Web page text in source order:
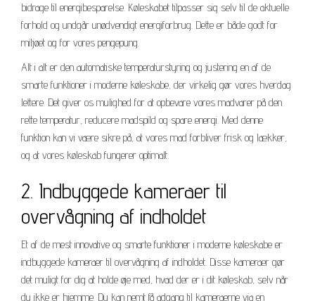
bidrage til energibesparelse. Køleskabet tilpasser sig selv til de aktuelle
forhold og undgår unødvendigt energiforbrug. Dette er både godt for
miljøet og for vores pengepung.
Alt i alt er den automatiske temperaturstyring og justering en af de
smarte funktioner i moderne køleskabe, der virkelig gør vores hverdag
lettere. Det giver os mulighed for at opbevare vores madvarer på den
rette temperatur, reducere madspild og spare energi. Med denne
funktion kan vi være sikre på, at vores mad forbliver frisk og lækker,
og at vores køleskab fungerer optimalt.
2. Indbyggede kameraer til
overvågning af indholdet
Et af de mest innovative og smarte funktioner i moderne køleskabe er
indbyggede kameraer til overvågning af indholdet. Disse kameraer gør
det muligt for dig at holde øje med, hvad der er i dit køleskab, selv når
du ikke er hjemme. Du kan nemt få adgang til kameraerne via en